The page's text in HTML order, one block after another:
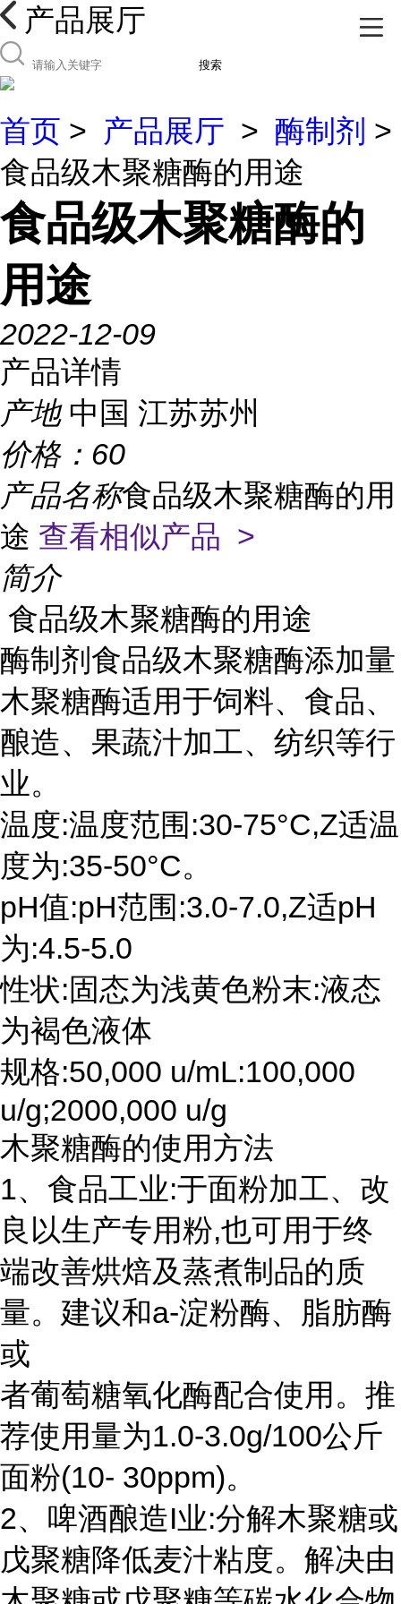
产品展厅
搜索
首页 > 产品展厅 > 酶制剂 >
食品级木聚糖酶的用途
食品级木聚糖酶的
用途
2022-12-09
产品详情
产地 中国 江苏苏州
价格： 60
产品名称食品级木聚糖酶的用
途 查看相似产品 >
简介
食品级木聚糖酶的用途
酶制剂食品级木聚糖酶添加量
木聚糖酶适用于饲料、食品、
酿造、果蔬汁加工、纺织等行
业。
温度:温度范围:30-75°C,Z适温
度为:35-50°C。
pH值:pH范围:3.0-7.0,Z适pH
为:4.5-5.0
性状:固态为浅黄色粉末:液态
为褐色液体
规格:50,000 u/mL:100,000
u/g;2000,000 u/g
木聚糖酶的使用方法
1、食品工业:于面粉加工、改
良以生产专用粉,也可用于终
端改善烘焙及蒸煮制品的质
量。建议和a-淀粉酶、脂肪酶
或
者葡萄糖氧化酶配合使用。推
荐使用量为1.0-3.0g/100公斤
面粉(10- 30ppm)。
2、啤酒酿造I业:分解木聚糖或
戊聚糖降低麦汁粘度。解决由